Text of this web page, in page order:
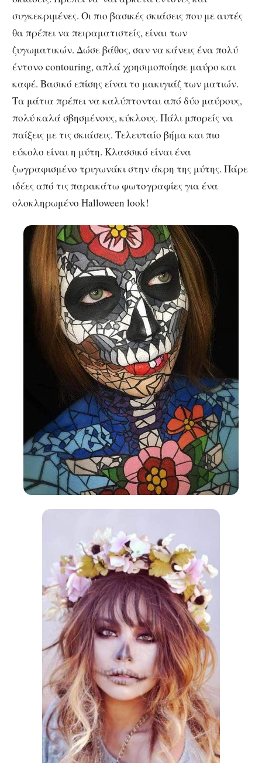
συγκεκριμένες. Οι πιο βασικές σκιάσεις που με αυτές
θα πρέπει να πειραματιστείς, είναι των
ζυγωματικών. Δώσε βάθος, σαν να κάνεις ένα πολύ
έντονο contouring, απλά χρησιμοποίησε μαύρο και
καφέ. Βασικό επίσης είναι το μακιγιάζ των ματιών.
Τα μάτια πρέπει να καλύπτονται από δύο μαύρους,
πολύ καλά σβησμένους, κύκλους. Πάλι μπορείς να
παίξεις με τις σκιάσεις. Τελευταίο βήμα και πιο
εύκολο είναι η μύτη. Κλασσικό είναι ένα
ζωγραφισμένο τριγωνάκι στην άκρη της μύτης. Πάρε
ιδέες από τις παρακάτω φωτογραφίες για ένα
ολοκληρωμένο Halloween look!